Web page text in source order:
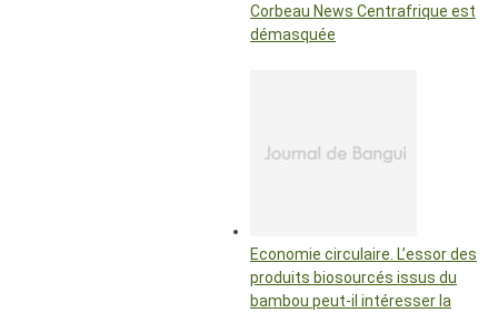
Corbeau News Centrafrique est
démasquée
Economie circulaire. L’essor des
produits biosourcés issus du
bambou peut-il intéresser la